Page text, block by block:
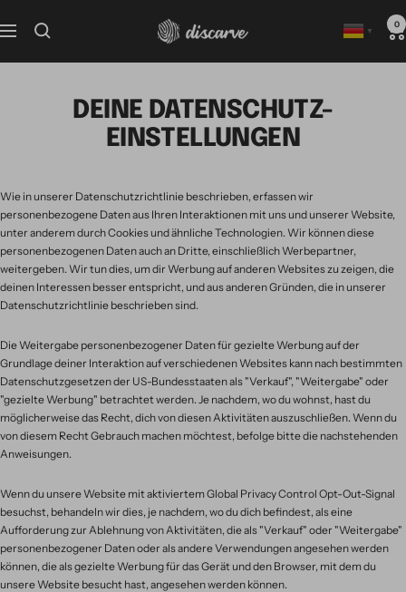
zum
Navigation Discarve ▼
0
DEINE DATENSCHUTZ-
EINSTELLUNGEN
Wie in unserer Datenschutzrichtlinie beschrieben, erfassen wir
personenbezogene Daten aus Ihren Interaktionen mit uns und unserer Website,
unter anderem durch Cookies und ähnliche Technologien. Wir können diese
personenbezogenen Daten auch an Dritte, einschließlich Werbepartner,
weitergeben. Wir tun dies, um dir Werbung auf anderen Websites zu zeigen, die
deinen Interessen besser entspricht, und aus anderen Gründen, die in unserer
Datenschutzrichtlinie beschrieben sind.
Die Weitergabe personenbezogener Daten für gezielte Werbung auf der
Grundlage deiner Interaktion auf verschiedenen Websites kann nach bestimmten
Datenschutzgesetzen der US-Bundesstaaten als "Verkauf", "Weitergabe" oder
"gezielte Werbung" betrachtet werden. Je nachdem, wo du wohnst, hast du
möglicherweise das Recht, dich von diesen Aktivitäten auszuschließen. Wenn du
von diesem Recht Gebrauch machen möchtest, befolge bitte die nachstehenden
Anweisungen.
Wenn du unsere Website mit aktiviertem Global Privacy Control Opt-Out-Signal
besuchst, behandeln wir dies, je nachdem, wo du dich befindest, als eine
Aufforderung zur Ablehnung von Aktivitäten, die als "Verkauf" oder "Weitergabe"
personenbezogener Daten oder als andere Verwendungen angesehen werden
können, die als gezielte Werbung für das Gerät und den Browser, mit dem du
unsere Website besucht hast, angesehen werden können.